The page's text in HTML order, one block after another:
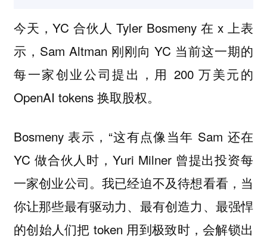
今天，YC 合伙人 Tyler Bosmeny 在 x 上表
示，Sam Altman 刚刚向 YC 当前这一期的
每一家创业公司提出，用 200 万美元的
OpenAI tokens 换取股权。
Bosmeny 表示，“这有点像当年 Sam 还在
YC 做合伙人时，Yuri Milner 曾提出投资每
一家创业公司。我已经迫不及待想看看，当
你让那些最有驱动力、最有创造力、最强悍
的创始人们把 token 用到极致时，会解锁出